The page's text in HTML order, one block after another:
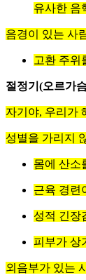
유사한 음
음경이 있는 사
고환 주위
절정기(오르가
자기야, 우리가
성별을 가리지
몸에 산소
근육 경련
성적 긴장
피부가 상
외음부가 있는